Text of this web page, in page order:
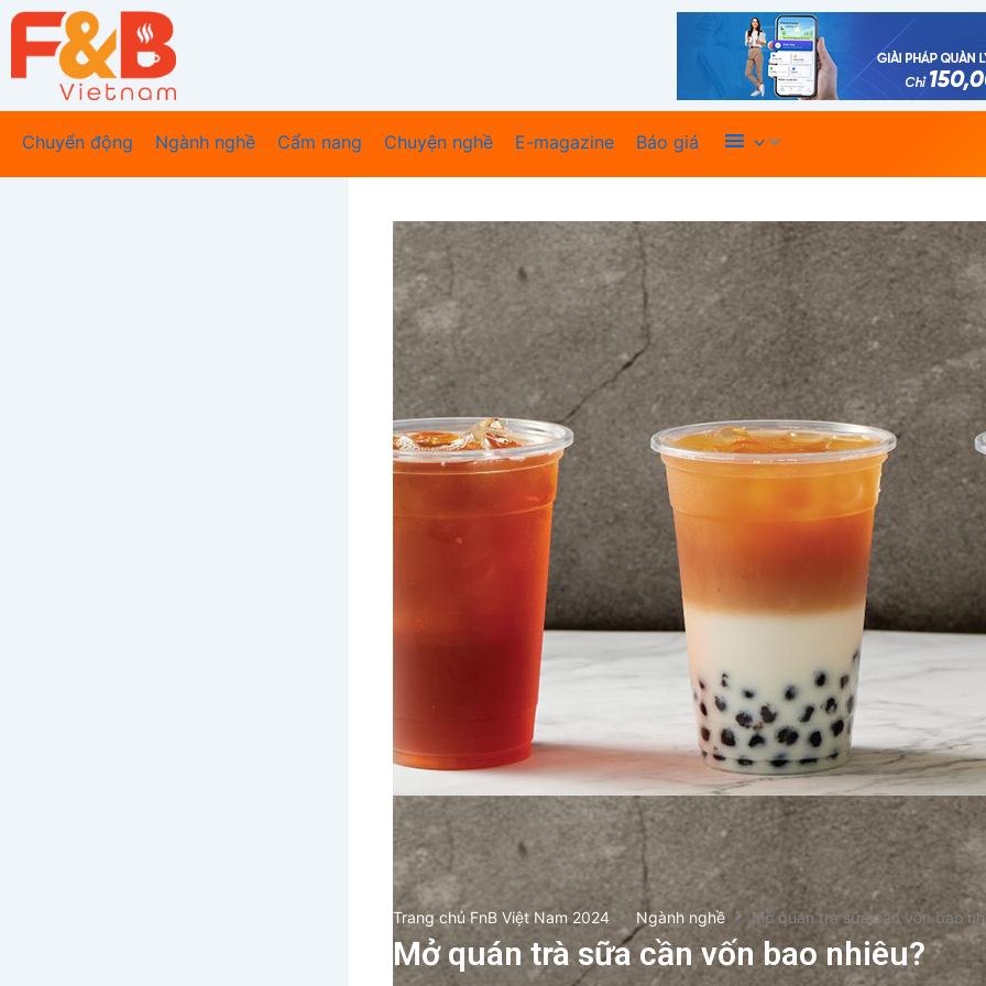
Nhảy
Chuyển động
Ngành nghề Cẩm nang Chuyện nghề E-magazine Báo giá Xem thêm
Trang chủ FnB Việt Nam 2024 Ngành nghề Mở quán trà sữa cần vốn bao
Mở quán trà sữa cần vốn bao nhiêu?